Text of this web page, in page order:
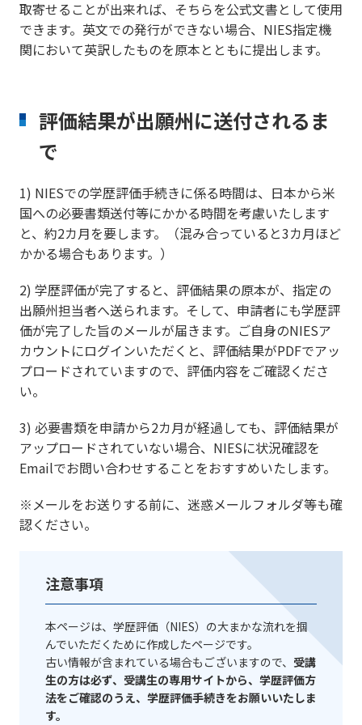
取寄せることが出来れば、そちらを公式文書として使用
できます。英文での発行ができない場合、NIES指定機
関において英訳したものを原本とともに提出します。
評価結果が出願州に送付されるま
で
1) NIESでの学歴評価手続きに係る時間は、日本から米
国への必要書類送付等にかかる時間を考慮いたします
と、約2カ月を要します。（混み合っていると3カ月ほど
かかる場合もあります。）
2) 学歴評価が完了すると、評価結果の原本が、指定の
出願州担当者へ送られます。そして、申請者にも学歴評
価が完了した旨のメールが届きます。ご自身のNIESア
カウントにログインいただくと、評価結果がPDFでアッ
プロードされていますので、評価内容をご確認くださ
い。
3) 必要書類を申請から2カ月が経過しても、評価結果が
アップロードされていない場合、NIESに状況確認を
Emailでお問い合わせすることをおすすめいたします。
※メールをお送りする前に、迷惑メールフォルダ等も確
認ください。
注意事項
本ページは、学歴評価（NIES）の大まかな流れを掴
んでいただくために作成したページです。
古い情報が含まれている場合もございますので、 受講
生の方は必ず、受講生の専用サイトから、学歴評価方
法をご確認のうえ、学歴評価手続きをお願いいたしま
す。